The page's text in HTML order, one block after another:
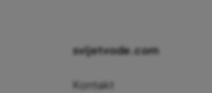
svijetvode.com
Kontakt